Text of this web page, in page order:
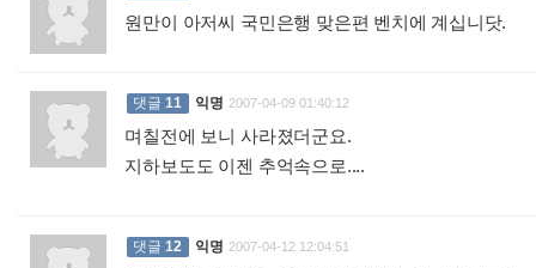
원만이 아저씨 국민은행 맞은편 벤치에 계십니닷.
댓글 11 익명 2007-04-09 01:40:12
며칠전에 보니 사라졌더군요.
지하보도도 이젠 추억속으로....
댓글 12 익명 2007-04-12 12:04:51